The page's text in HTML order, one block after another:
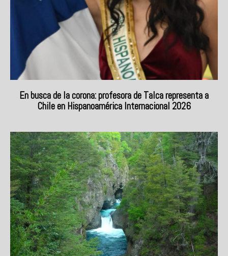
En busca de la corona: profesora de Talca representa a
Chile en Hispanoamérica Internacional 2026